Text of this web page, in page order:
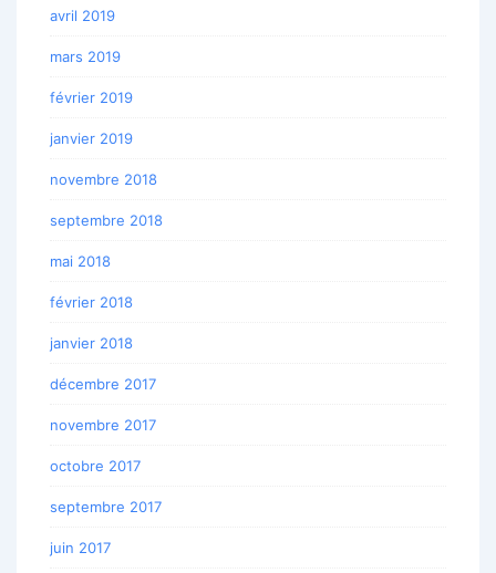
avril 2019
mars 2019
février 2019
janvier 2019
novembre 2018
septembre 2018
mai 2018
février 2018
janvier 2018
décembre 2017
novembre 2017
octobre 2017
septembre 2017
juin 2017